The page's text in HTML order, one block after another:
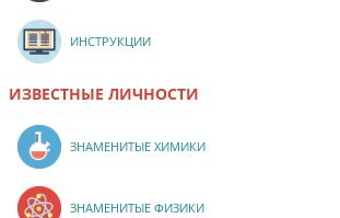
ИНСТРУКЦИИ
ИЗВЕСТНЫЕ ЛИЧНОСТИ
ЗНАМЕНИТЫЕ ХИМИКИ
ЗНАМЕНИТЫЕ ФИЗИКИ